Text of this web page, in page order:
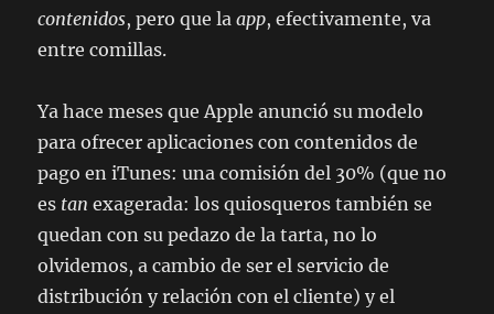
contenidos, pero que laapp, efectivamente, va
entre comillas.
Ya hace meses que Apple anunció su modelo
para ofrecer aplicaciones con contenidos de
pago en iTunes: una comisión del 30% (que no
es tan exagerada: los quiosqueros también se
quedan con su pedazo de la tarta, no lo
olvidemos, a cambio de ser el servicio de
distribución y relación con el cliente) y el